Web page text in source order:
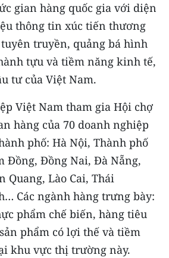
nghệ
gian hàng quốc gia với diện
thông tin xúc tiến thương
truyền, quảng bá hình
tựu và tiềm năng kinh tế,
tư của Việt Nam.
Việt Nam tham gia Hội chợ
hàng của 70 doanh nghiệp
phố: Hà Nội, Thành phố
Đồng, Đồng Nai, Đà Nẵng,
Quang, Lào Cai, Thái
Các ngành hàng trưng bày:
phẩm chế biến, hàng tiêu
phẩm có lợi thế và tiềm
khu vực thị trường này.